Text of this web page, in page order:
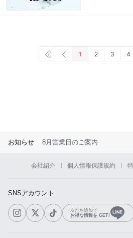
1 2 3 4
お知らせ 8月営業日のご案内
会社紹介 個人情報保護規約
SNSアカウント
友だち追加で
お得な情報を GET!